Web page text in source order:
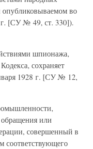
во
г. [СУ № 49, ст. 330]).
шпионажа,
сохраняет
1928 г. [СУ № 12,
или
совершенный в
соответствующего